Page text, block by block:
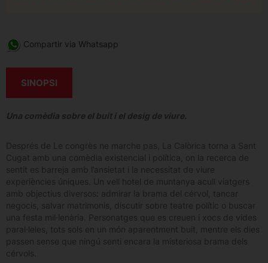
Compartir via Whatsapp
SINOPSI
Una comèdia sobre el buit i el desig de viure.
Després de Le congrès ne marche pas, La Calòrica torna a Sant
Cugat amb una comèdia existencial i política, on la recerca de
sentit es barreja amb l’ansietat i la necessitat de viure
experiències úniques. Un vell hotel de muntanya acull viatgers
amb objectius diversos: admirar la brama del cérvol, tancar
negocis, salvar matrimonis, discutir sobre teatre polític o buscar
una festa mil·lenària. Personatges que es creuen i xocs de vides
paral·leles, tots sols en un món aparentment buit, mentre els dies
passen sense que ningú senti encara la misteriosa brama dels
cérvols.